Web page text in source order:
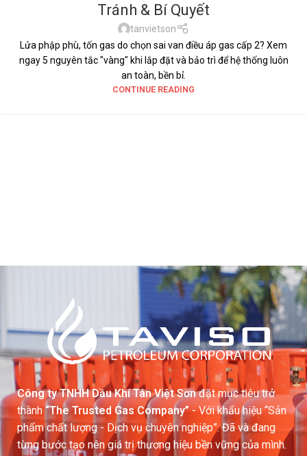
Tránh & Bí Quyết
tanvietson
Lửa phập phù, tốn gas do chọn sai van điều áp gas cấp 2? Xem
ngay 5 nguyên tắc "vàng" khi lắp đặt và bảo trì để hệ thống luôn
an toàn, bền bỉ.
CONTINUE READING
Công ty TNHH Dầu Khí Tân Việt Sơnđặt mục tiêu trở
thành “The Trusted Gas Company”- Với khẩu hiệu “Sản
phẩm chất lượng - Dịch vụ chuyên nghiệp”. Đã và đang
từng bước tạo nên giá trị thương hiệu bền vững của mình.